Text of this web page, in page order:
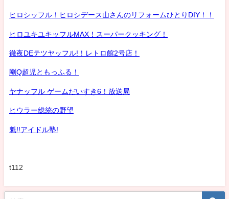
ヒロシッフル！ヒロシデース山さんのリフォームひとりDIY！！
ヒロユキユキッフルMAX！スーパークッキング！
徹夜DEテツヤッフル!！レトロ館2号店！
剛Q超児ともっふる！
ヤナッフル ゲームだいすき6！放送局
ヒウラー総統の野望
魁!!アイドル塾!
t112